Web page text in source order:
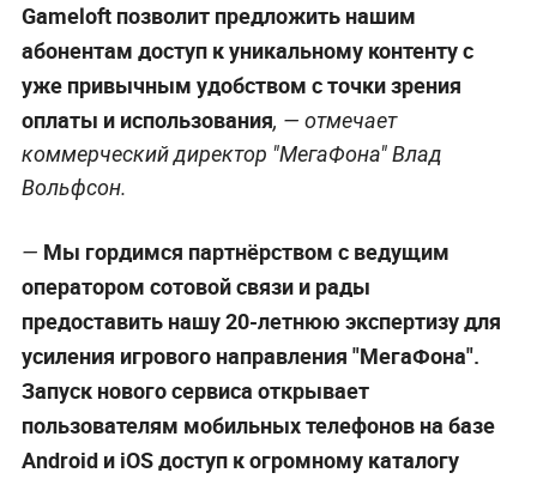
Gameloft позволит предложить нашим
абонентам доступ к уникальному контенту с
уже привычным удобством с точки зрения
оплаты и использования, — отмечает
коммерческий директор "МегаФона" Влад
Вольфсон.
— Мы гордимся партнёрством с ведущим
оператором сотовой связи и рады
предоставить нашу 20-летнюю экспертизу для
усиления игрового направления "МегаФона".
Запуск нового сервиса открывает
пользователям мобильных телефонов на базе
Android и iOS доступ к огромному каталогу